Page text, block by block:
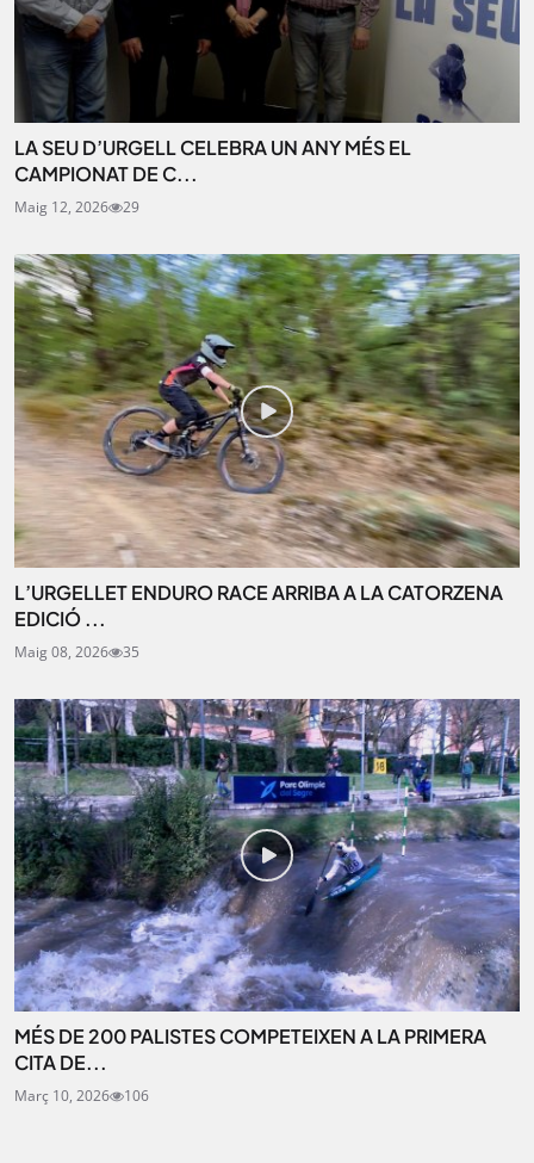
LA SEU D’URGELL CELEBRA UN ANY MÉS EL
CAMPIONAT DE C...
Maig 12, 2026 29
L’URGELLET ENDURO RACE ARRIBA A LA CATORZENA
EDICIÓ ...
Maig 08, 2026 35
MÉS DE 200 PALISTES COMPETEIXEN A LA PRIMERA
CITA DE...
Març 10, 2026 106